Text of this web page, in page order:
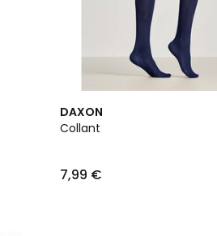
DAXON
Collant
7,99 €
3
Couleurs